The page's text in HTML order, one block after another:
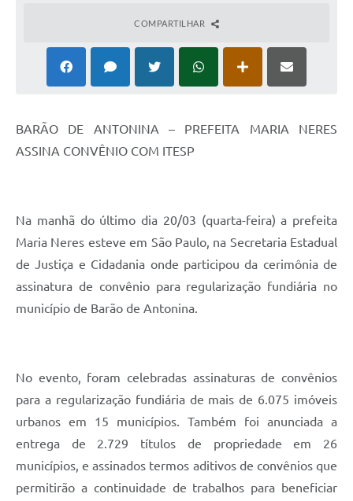
COMPARTILHAR
BARÃO DE ANTONINA – PREFEITA MARIA NERES
ASSINA CONVÊNIO COM ITESP
Na manhã do último dia 20/03 (quarta-feira) a prefeita
Maria Neres esteve em São Paulo, na Secretaria Estadual
de Justiça e Cidadania onde participou da cerimônia de
assinatura de convênio para regularização fundiária no
município de Barão de Antonina.
No evento, foram celebradas assinaturas de convênios
para a regularização fundiária de mais de 6.075 imóveis
urbanos em 15 municípios. Também foi anunciada a
entrega de 2.729 títulos de propriedade em 26
municípios, e assinados termos aditivos de convênios que
permitirão a continuidade de trabalhos para beneficiar